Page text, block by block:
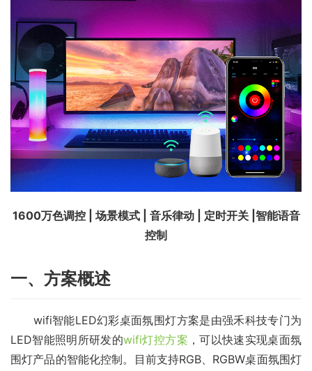
1600万色调控 | 场景模式 | 音乐律动 | 定时开关 |智能语音
控制
一、方案概述
wifi智能LED幻彩桌面氛围灯方案是由强禾科技专门为
LED智能照明所研发的wifi灯控方案 ，可以快速实现桌面氛
围灯产品的智能化控制。目前支持RGB、RGBW桌面氛围灯